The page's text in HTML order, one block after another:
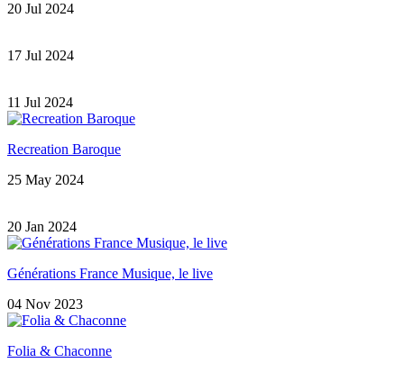
20 Jul 2024
17 Jul 2024
11 Jul 2024
Recreation Baroque
25 May 2024
20 Jan 2024
Générations France Musique, le live
04 Nov 2023
Folia & Chaconne